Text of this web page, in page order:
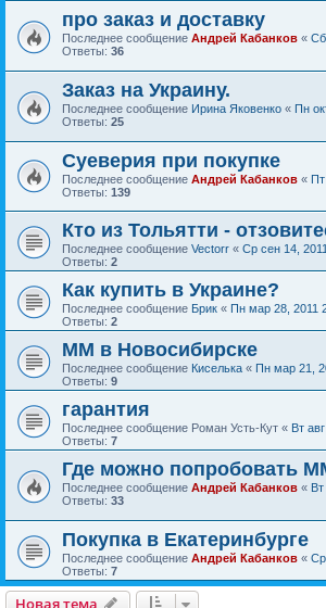
про заказ и доставку
Последнее сообщение Андрей Кабанков « Сб
Ответы: 36
Заказ на Украину.
Последнее сообщение Ирина Яковенко « Пн
Ответы: 25
Суеверия при покупке
Последнее сообщение Андрей Кабанков « Пт
Ответы: 139
Кто из Тольятти -
Последнее сообщение Vectorr « Ср сен 14,
Ответы: 2
Как купить в Украине?
Последнее сообщение Брик « Пн мар 28, 2011
Ответы: 2
ММ в Новосибирске
Последнее сообщение Киселька « Пн мар 21,
Ответы: 9
гарантия
Последнее сообщение Роман Усть-Кут « Вт
Ответы: 7
Где можно попробовать
Последнее сообщение Андрей Кабанков «
Ответы: 33
Покупка в Екатеринбурге
Последнее сообщение Андрей Кабанков « Ср
Ответы: 7
Новая тема